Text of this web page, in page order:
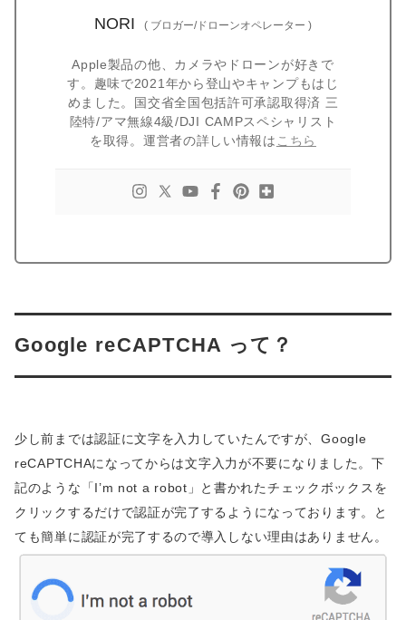
NORI ( ブロガー/ドローンオペレーター )
Apple製品の他、カメラやドローンが好きで
す。趣味で2021年から登山やキャンプもはじ
めました。国交省全国包括許可承認取得済 三
陸特/アマ無線4級/DJI CAMPスペシャリスト
を取得。運営者の詳しい情報は こちら
Google reCAPTCHA って？
少し前までは認証に文字を入力していたんですが、Google
reCAPTCHAになってからは文字入力が不要になりました。下
記のような「I’m not a robot」と書かれたチェックボックスを
クリックするだけで認証が完了するようになっております。と
ても簡単に認証が完了するので導入しない理由はありません。